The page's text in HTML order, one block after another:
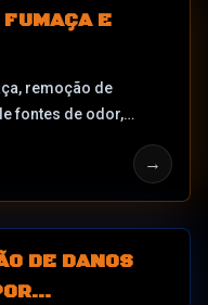
E
remoção de
fontes de odor,
após
→
DE DANOS